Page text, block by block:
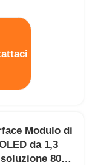
Modulo di
da 1,3
80